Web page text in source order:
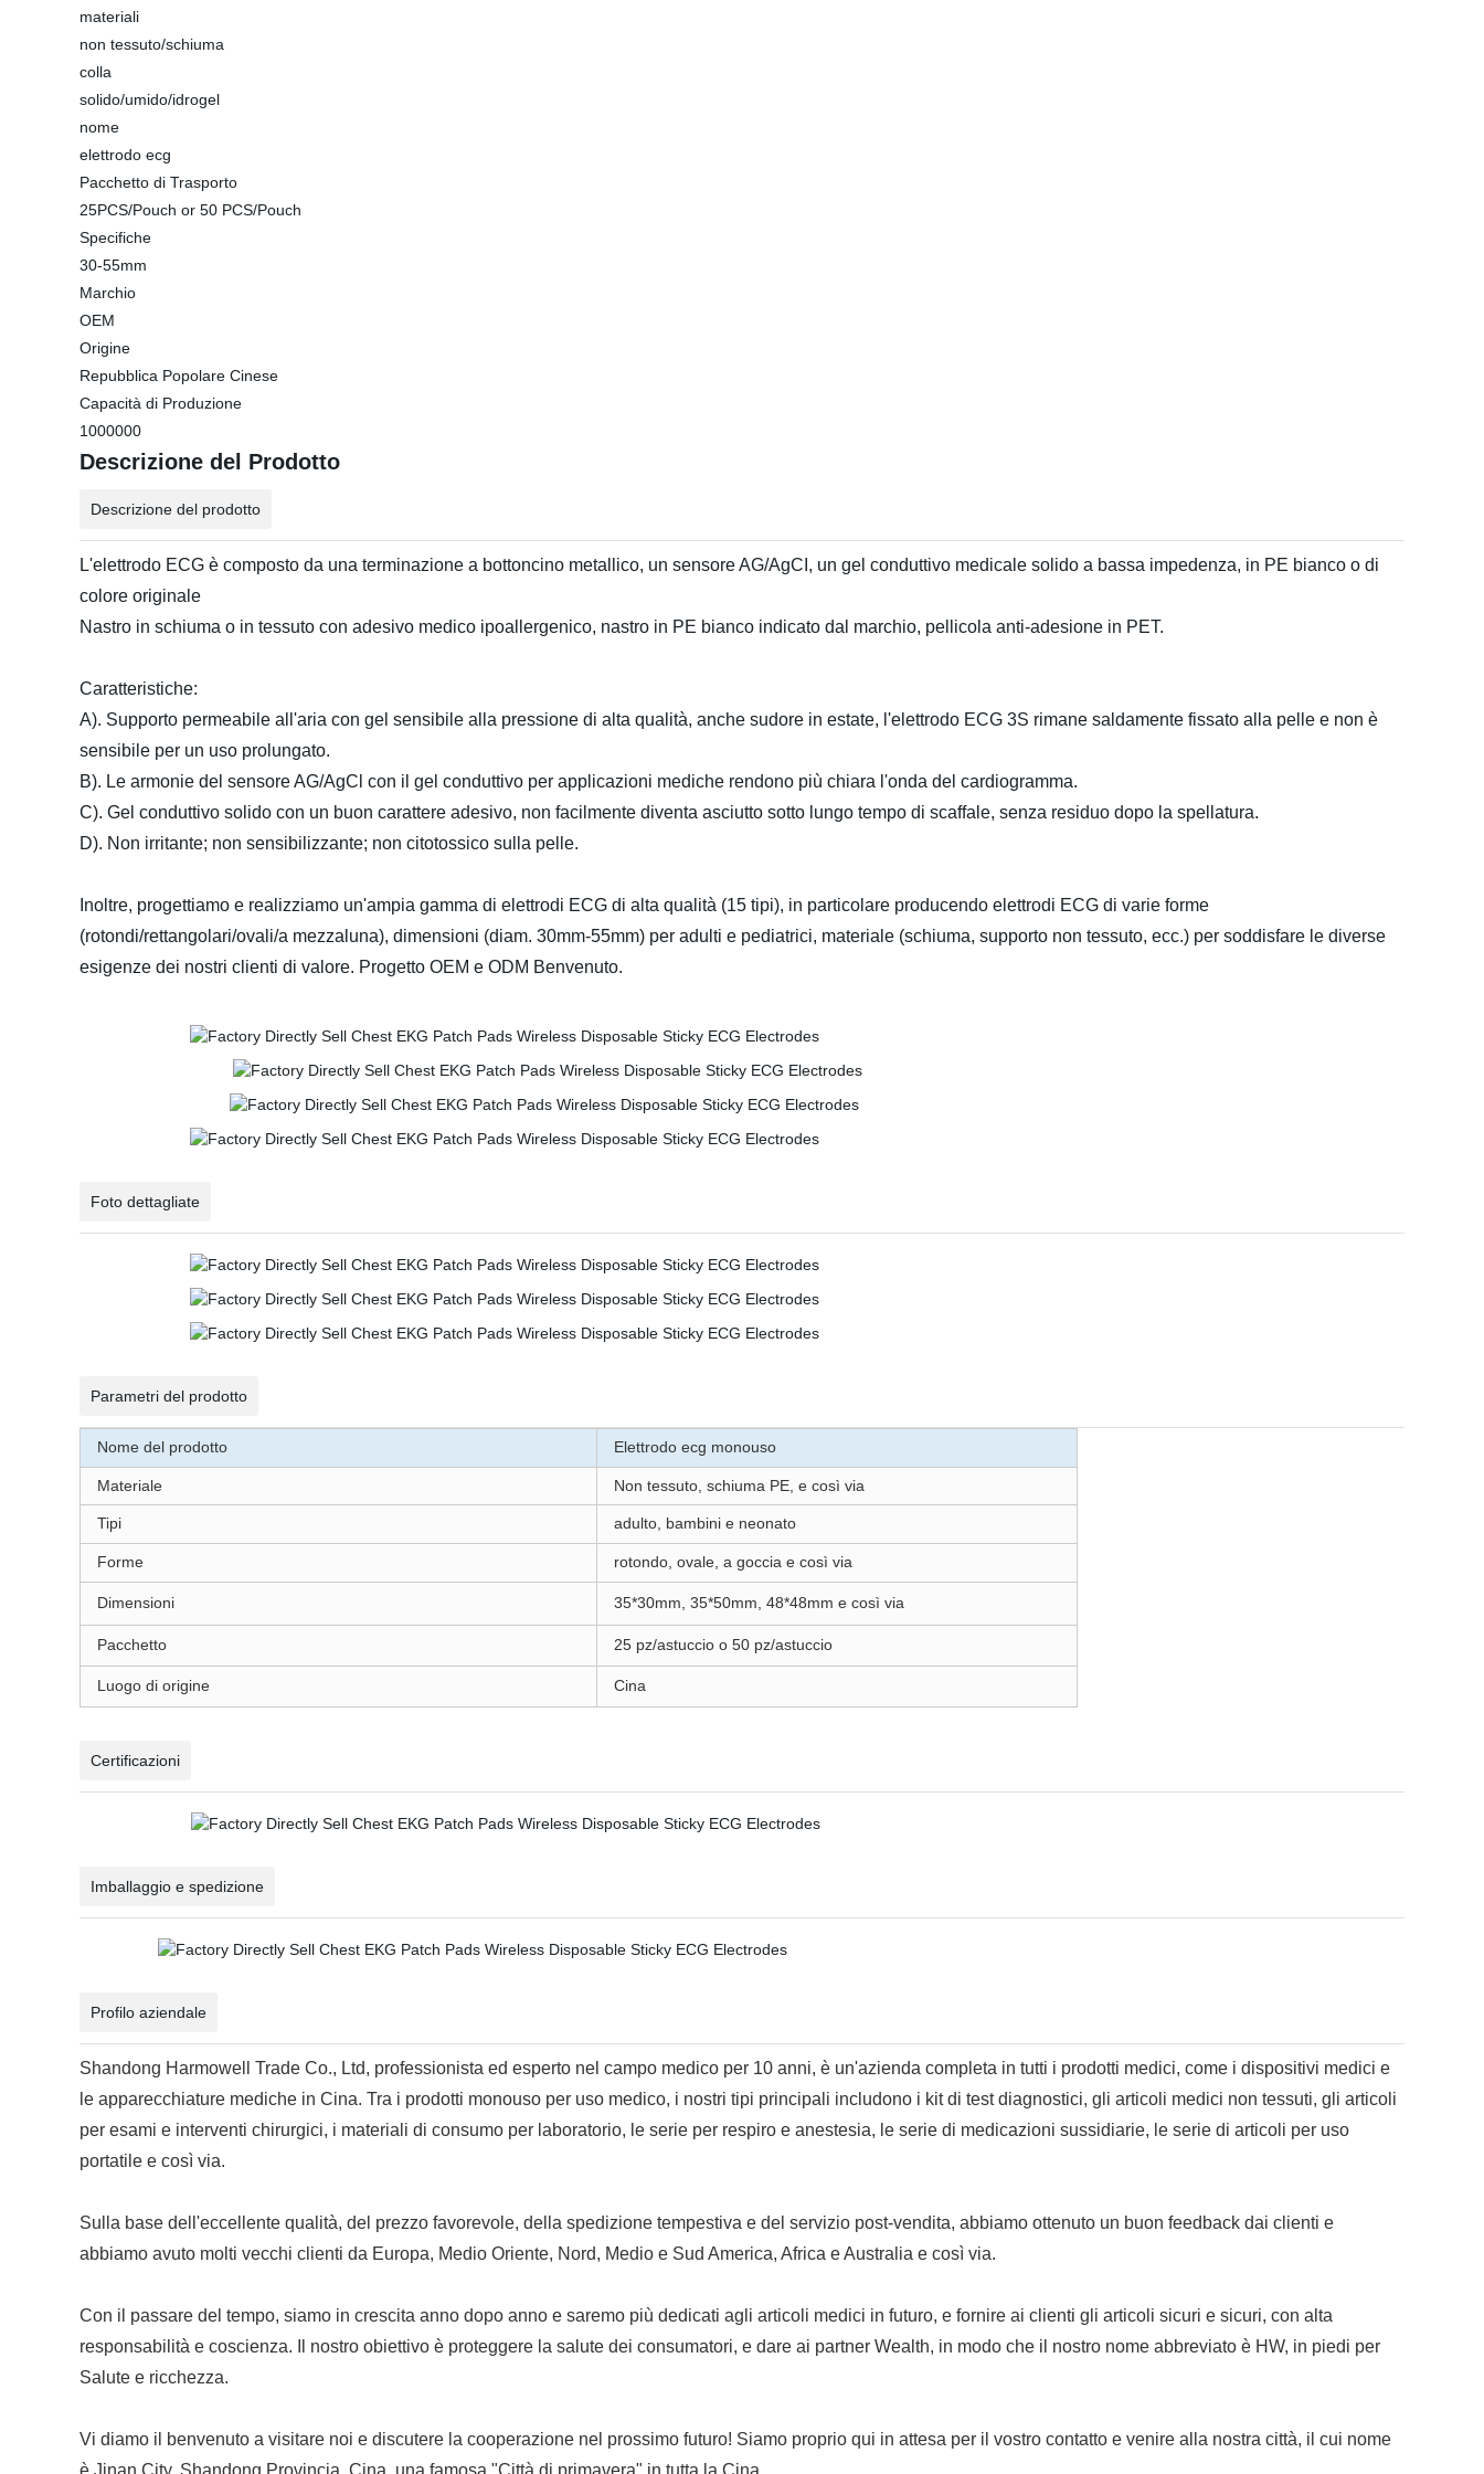
materiali
non tessuto/schiuma
colla
solido/umido/idrogel
nome
elettrodo ecg
Pacchetto di Trasporto
25PCS/Pouch or 50 PCS/Pouch
Specifiche
30-55mm
Marchio
OEM
Origine
Repubblica Popolare Cinese
Capacità di Produzione
1000000
Descrizione del Prodotto
Descrizione del prodotto
L'elettrodo ECG è composto da una terminazione a bottoncino metallico, un sensore AG/AgCI, un gel conduttivo medicale solido a bassa impedenza, in PE bianco o di
colore originale
Nastro in schiuma o in tessuto con adesivo medico ipoallergenico, nastro in PE bianco indicato dal marchio, pellicola anti-adesione in PET.
Caratteristiche:
A). Supporto permeabile all'aria con gel sensibile alla pressione di alta qualità, anche sudore in estate, l'elettrodo ECG 3S rimane saldamente fissato alla pelle e non è
sensibile per un uso prolungato.
B). Le armonie del sensore AG/AgCl con il gel conduttivo per applicazioni mediche rendono più chiara l'onda del cardiogramma.
C). Gel conduttivo solido con un buon carattere adesivo, non facilmente diventa asciutto sotto lungo tempo di scaffale, senza residuo dopo la spellatura.
D). Non irritante; non sensibilizzante; non citotossico sulla pelle.
Inoltre, progettiamo e realizziamo un'ampia gamma di elettrodi ECG di alta qualità (15 tipi), in particolare producendo elettrodi ECG di varie forme
(rotondi/rettangolari/ovali/a mezzaluna), dimensioni (diam. 30mm-55mm) per adulti e pediatrici, materiale (schiuma, supporto non tessuto, ecc.) per soddisfare le diverse
esigenze dei nostri clienti di valore. Progetto OEM e ODM Benvenuto.
Foto dettagliate
Parametri del prodotto
Nome del prodotto Elettrodo ecg monouso
Materiale Non tessuto, schiuma PE, e così via
Tipi adulto, bambini e neonato
Forme rotondo, ovale, a goccia e così via
Dimensioni 35*30mm, 35*50mm, 48*48mm e così via
Pacchetto 25 pz/astuccio o 50 pz/astuccio
Luogo di origine Cina
Certificazioni
Imballaggio e spedizione
Profilo aziendale
Shandong Harmowell Trade Co., Ltd, professionista ed esperto nel campo medico per 10 anni, è un'azienda completa in tutti i prodotti medici, come i dispositivi medici e
le apparecchiature mediche in Cina. Tra i prodotti monouso per uso medico, i nostri tipi principali includono i kit di test diagnostici, gli articoli medici non tessuti, gli articoli
per esami e interventi chirurgici, i materiali di consumo per laboratorio, le serie per respiro e anestesia, le serie di medicazioni sussidiarie, le serie di articoli per uso
portatile e così via.
Sulla base dell'eccellente qualità, del prezzo favorevole, della spedizione tempestiva e del servizio post-vendita, abbiamo ottenuto un buon feedback dai clienti e
abbiamo avuto molti vecchi clienti da Europa, Medio Oriente, Nord, Medio e Sud America, Africa e Australia e così via.
Con il passare del tempo, siamo in crescita anno dopo anno e saremo più dedicati agli articoli medici in futuro, e fornire ai clienti gli articoli sicuri e sicuri, con alta
responsabilità e coscienza. Il nostro obiettivo è proteggere la salute dei consumatori, e dare ai partner Wealth, in modo che il nostro nome abbreviato è HW, in piedi per
Salute e ricchezza.
Vi diamo il benvenuto a visitare noi e discutere la cooperazione nel prossimo futuro! Siamo proprio qui in attesa per il vostro contatto e venire alla nostra città, il cui nome
è Jinan City, Shandong Provincia, Cina, una famosa "Città di primavera" in tutta la Cina.